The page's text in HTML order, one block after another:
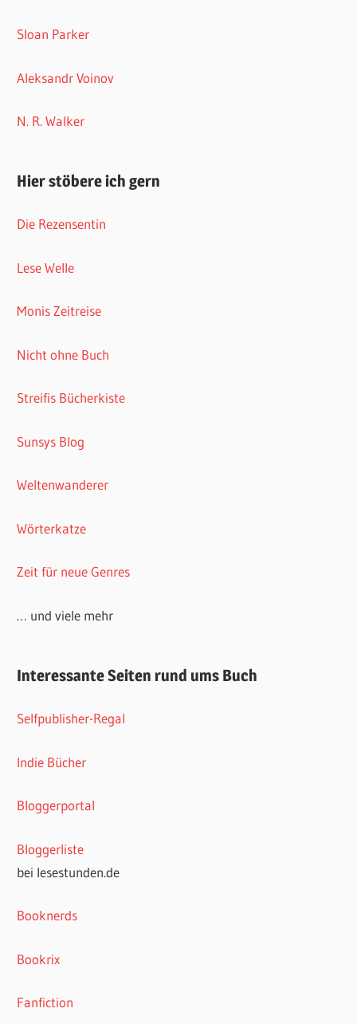
Sloan Parker
Aleksandr Voinov
N. R. Walker
Hier stöbere ich gern
Die Rezensentin
Lese Welle
Monis Zeitreise
Nicht ohne Buch
Streifis Bücherkiste
Sunsys Blog
Weltenwanderer
Wörterkatze
Zeit für neue Genres
… und viele mehr
Interessante Seiten rund ums Buch
Selfpublisher-Regal
Indie Bücher
Bloggerportal
Bloggerliste
bei lesestunden.de
Booknerds
Bookrix
Fanfiction